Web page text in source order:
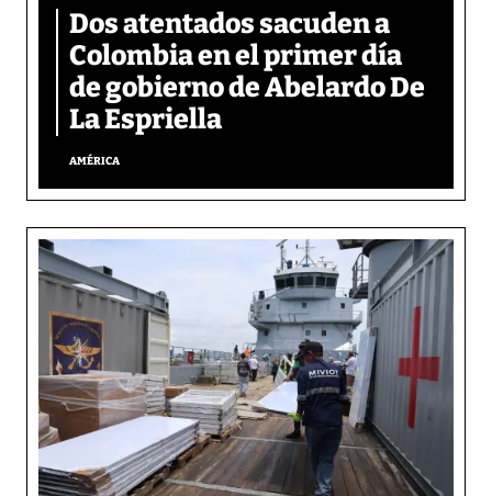
Dos atentados sacuden a
Colombia en el primer día
de gobierno de Abelardo De
La Espriella
AMÉRICA